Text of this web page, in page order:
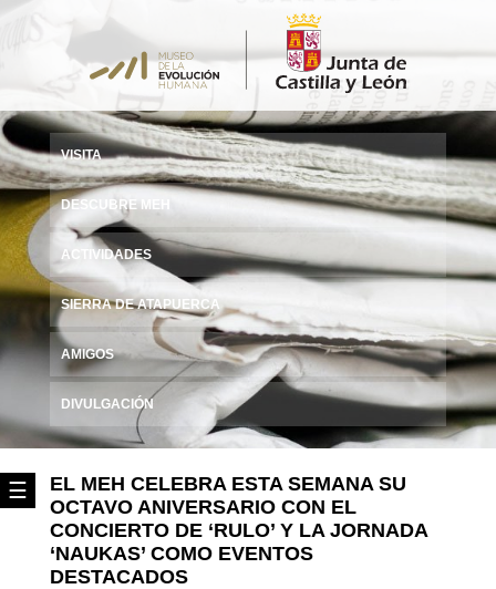
☰
VISITA
DESCUBRE MEH
ACTIVIDADES
SIERRA DE ATAPUERCA
AMIGOS
DIVULGACIÓN
EL MEH CELEBRA ESTA SEMANA SU
OCTAVO ANIVERSARIO CON EL
CONCIERTO DE ‘RULO’ Y LA JORNADA
‘NAUKAS’ COMO EVENTOS
DESTACADOS